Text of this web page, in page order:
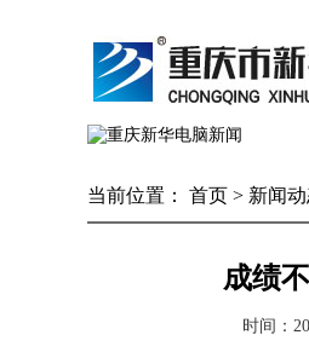
当前位置： 首页 > 新闻
成绩
时间：